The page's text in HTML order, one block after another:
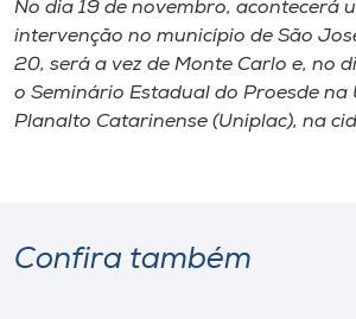
No dia 19 de novembro, acontecerá
intervenção no município de São
20, será a vez de Monte Carlo e, no
o Seminário Estadual do Proesde na
Planalto Catarinense (Uniplac), na
Confira também